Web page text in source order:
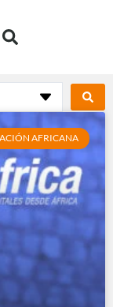
AFRICANA